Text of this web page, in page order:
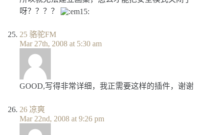
呀？？？？
25 骆驼FM
Mar 27th, 2008 at 5:30 am
GOOD,写得非常详细，我正需要这样的插件，谢谢
26 凉爽
Mar 22nd, 2008 at 9:26 pm